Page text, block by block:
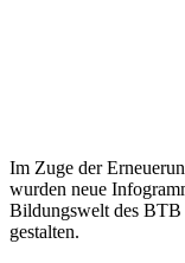
Im Zuge der
wurden neue
Bildungswelt des BTB
gestalten.